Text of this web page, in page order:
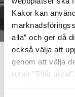
Kakor kan
alla” och ger då
också välja att
genom att välja
rutan ”Tillåt
Ishockey
Älskar du att